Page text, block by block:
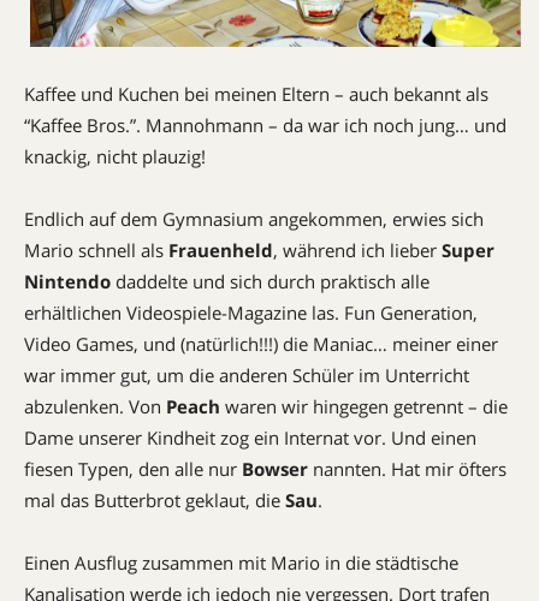
Kaffee und Kuchen bei meinen Eltern – auch bekannt als
“Kaffee Bros.”. Mannohmann – da war ich noch jung… und
knackig, nicht plauzig!
Endlich auf dem Gymnasium angekommen, erwies sich
Mario schnell als Frauenheld, während ich lieber Super
Nintendo daddelte und sich durch praktisch alle
erhältlichen Videospiele-Magazine las. Fun Generation,
Video Games, und (natürlich!!!) die Maniac… meiner einer
war immer gut, um die anderen Schüler im Unterricht
abzulenken. Von Peach waren wir hingegen getrennt – die
Dame unserer Kindheit zog ein Internat vor. Und einen
fiesen Typen, den alle nur Bowser nannten. Hat mir öfters
mal das Butterbrot geklaut, die Sau.
Einen Ausflug zusammen mit Mario in die städtische
Kanalisation werde ich jedoch nie vergessen. Dort trafen